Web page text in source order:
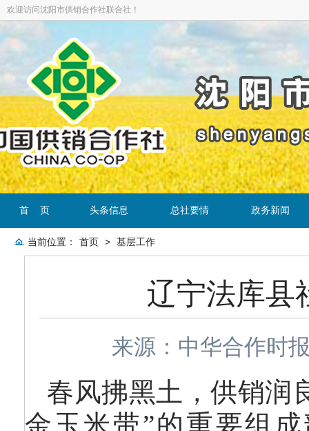
欢迎访问沈阳市供销合作社联合社！
首 页 头条信息 总社要情 政务新闻
当前位置： 首页 > 基层工作
辽宁法库县
来源：中华合作时
春风拂黑土，供销润
金玉米带”的重要组